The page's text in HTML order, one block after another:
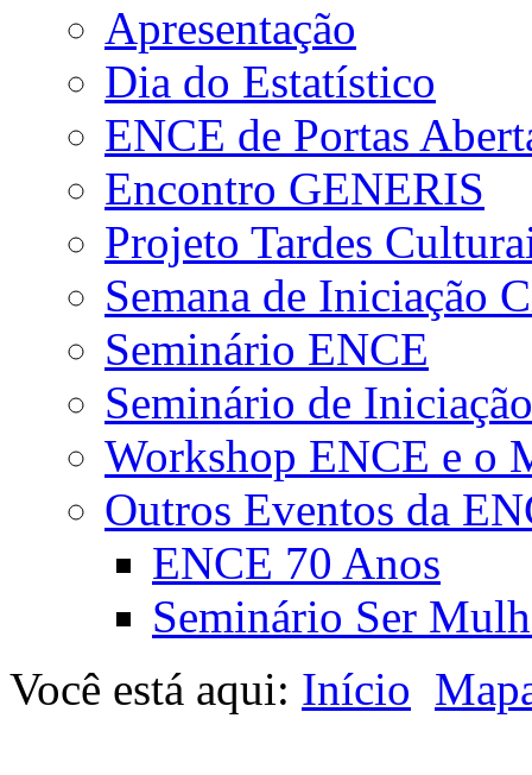
Apresentação
Dia do Estatístico
ENCE de Portas
Encontro GENERIS
Projeto Tardes
Semana de Iniciação
Seminário ENCE
Seminário de
Workshop ENCE e o
Outros Eventos da
ENCE 70 Anos
Seminário Ser
Você está aqui: Início